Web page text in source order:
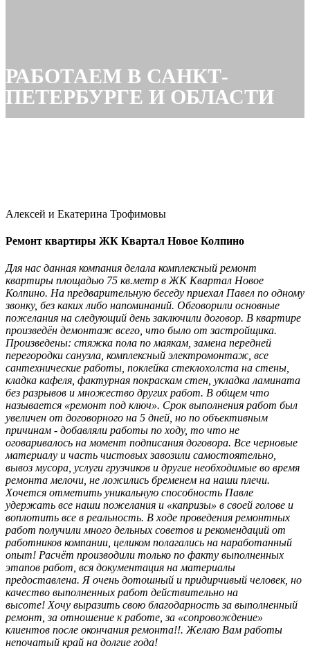
РАБОТАЕМ В САНКТ-
ПЕТЕРБУРГЕ И ОБЛАСТИ
Алексей и Екатерина Трофимовы
Ремонт квартиры ЖК Квартал Новое Колпино
Для нас данная компания делала комплексный ремонт
квартиры площадью 75 кв.метр в ЖК Квартал Новое
Колпино. На предварительную беседу приехал Павел по одному
звонку, без каких либо напоминаний. Обговорили основные
пожелания на следующий день заключили договор. В квартире
произведён демонтаж всего, что было от застройщика.
Произведены: стяжка пола по маякам, замена передней
перегородки санузла, комплексный электромонтаж, все
сантехнические работы, поклейка стеклохолста на стены,
кладка кафеля, фактурная покраскам стен, укладка ламината
без разрывов и множество других работ. В общем что
называется «ремонт под ключ». Срок выполнения работ был
увеличен от договорного на 5 дней, но по объективным
причинам - добавляли работы по ходу, то что не
оговаривалось на момент подписания договора. Все черновые
материалу и часть чистовых завозили самостоятельно,
вывоз мусора, услуги грузчиков и другие необходимые во время
ремонта мелочи, не ложились бременем на наши плечи.
Хочется отметить уникальную способность Павле
удержать все наши пожелания и «капризы» в своей голове и
воплотить все в реальность. В ходе проведения ремонтных
работ получили много дельных советов и рекомендаций от
работников компании, целиком полагались на наработанный
опыт! Расчёт производили только по факту выполненных
этапов работ, вся документация на материалы
предоставлена. Я очень дотошный и придирчивый человек, но
качество выполненных работ действительно на
высоте! Хочу выразить свою благодарность за выполненный
ремонт, за отношение к работе, за «сопровождение»
клиентов после окончания ремонта!!. Желаю Вам работы
непочатый край на долгие года!